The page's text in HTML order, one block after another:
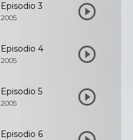
Episodio 3
2005
Episodio 4
2005
Episodio 5
2005
Episodio 6